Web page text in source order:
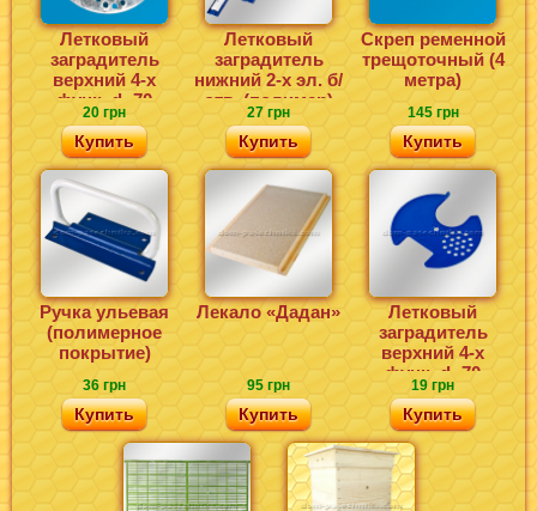
Летковый
заградитель
верхний 4-х
функ. d=70
(нержавейка)
20 грн
Купить
Летковый
заградитель
нижний 2-х эл. б/
отв. (полимер)
27 грн
Купить
Скреп ременной
трещоточный (4
метра)
145 грн
Купить
Ручка ульевая
(полимерное
покрытие)
36 грн
Купить
Лекало «Дадан»
95 грн
Купить
Летковый
заградитель
верхний 4-х
функ. d=70
(полимер)
19 грн
Купить